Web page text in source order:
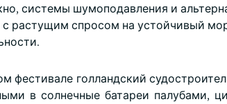
системы шумоподавления и
с растущим спросом на устойчивый
фестивале голландский
в солнечные батареи палубами,